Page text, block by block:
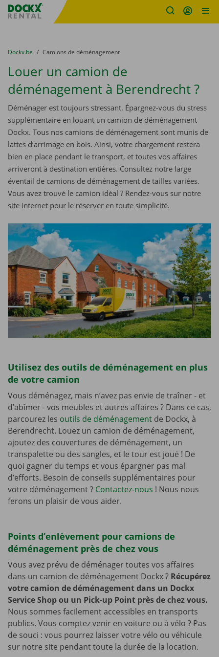
sitename
You are here:
du
Dockx.be to
Camions de déménagement
Louer un camion de
déménagement à Berendrecht ?
Déménager est toujours stressant. Épargnez-vous du stress
supplémentaire en louant un camion de déménagement
Dockx. Tous nos camions de déménagement sont munis de
lattes d’arrimage en bois. Ainsi, votre chargement restera
bien en place pendant le transport, et toutes vos affaires
arriveront à destination entières. Consultez notre large
éventail de camions de déménagement de tailles variées.
Vous avez trouvé le camion idéal ? Rendez-vous sur notre
site internet pour le réserver en toute simplicité.
Utilisez des outils de déménagement en plus
de votre camion
Vous déménagez, mais n’avez pas envie de traîner - et
d’abîmer - vos meubles et autres affaires ? Dans ce cas,
parcourez les outils de déménagement de Dockx, à
Berendrecht. Louez un camion de déménagement,
ajoutez des couvertures de déménagement, un
transpalette ou des sangles, et le tour est joué ! De
quoi gagner du temps et vous épargner pas mal
d’efforts. Besoin de conseils supplémentaires pour
votre déménagement ? Contactez-nous ! Nous nous
ferons un plaisir de vous aider.
Points d’enlèvement pour camions de
déménagement près de chez vous
Vous avez prévu de déménager toutes vos affaires
dans un camion de déménagement Dockx ? Récupérez
votre camion de déménagement dans un Dockx
Service Shop ou un Pick-up Point près de chez vous.
Nous sommes facilement accessibles en transports
publics. Vous comptez venir en voiture ou à vélo ? Pas
de souci : vous pourrez laisser votre vélo ou véhicule
sur notre site pendant toute la durée de la location.